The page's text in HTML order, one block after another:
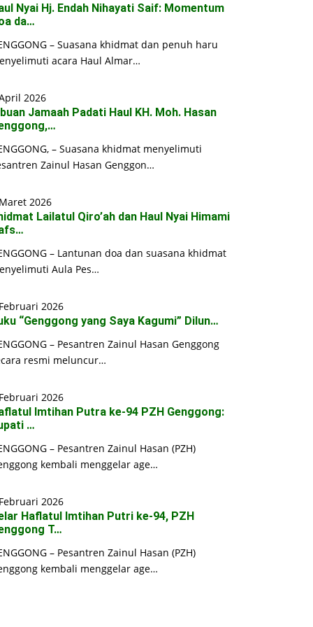
Nyai Hj. Endah Nihayati Saif: Momentum
da…
– Suasana khidmat dan penuh haru
acara Haul Almar…
2026
Jamaah Padati Haul KH. Moh. Hasan
– Suasana khidmat menyelimuti
Zainul Hasan Genggon…
2026
Lailatul Qiro’ah dan Haul Nyai Himami
– Lantunan doa dan suasana khidmat
Aula Pes…
2026
“Genggong yang Saya Kagumi” Dilun…
– Pesantren Zainul Hasan Genggong
resmi meluncur…
2026
Imtihan Putra ke-94 PZH Genggong:
…
– Pesantren Zainul Hasan (PZH)
kembali menggelar age…
2026
Haflatul Imtihan Putri ke-94, PZH
T…
– Pesantren Zainul Hasan (PZH)
kembali menggelar age…